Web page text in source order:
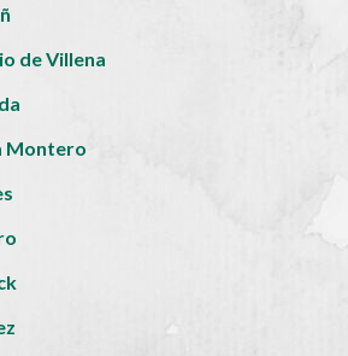
de Villena
Montero